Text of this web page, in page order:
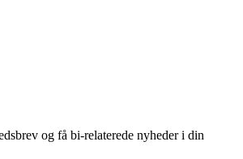
og få bi-relaterede nyheder i din